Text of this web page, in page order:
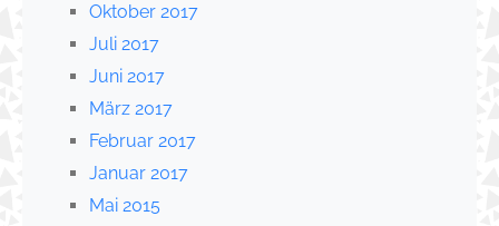
Oktober 2017
Juli 2017
Juni 2017
März 2017
Februar 2017
Januar 2017
Mai 2015